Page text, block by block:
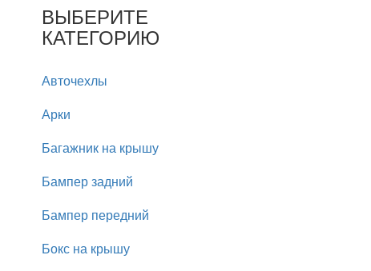
ВЫБЕРИТЕ
КАТЕГОРИЮ
Авточехлы
Арки
Багажник на крышу
Бампер задний
Бампер передний
Бокс на крышу